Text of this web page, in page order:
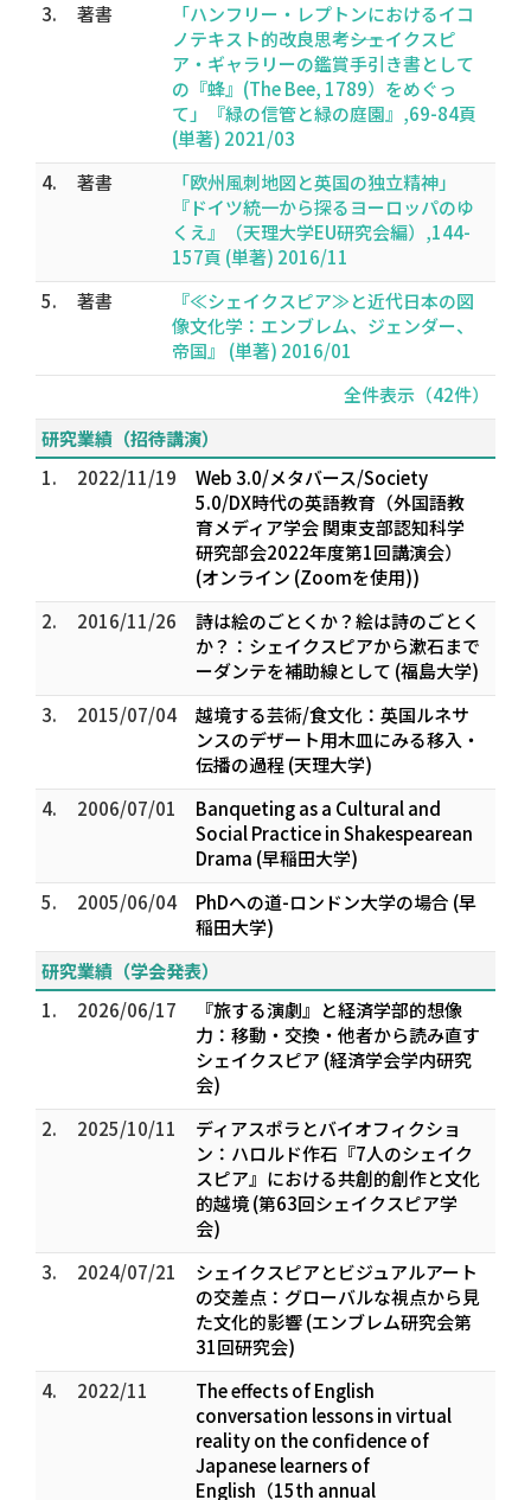
3.
著書
「ハンフリー・レプトンにおけるイコ
ノテキスト的改良思考――シェイクスピ
ア・ギャラリーの鑑賞手引き書として
の『蜂』(The Bee, 1789）をめぐっ
て」『緑の信管と緑の庭園』,69-84頁
(単著) 2021/03
4.
著書
「欧州風刺地図と英国の独立精神」
『ドイツ統一から探るヨーロッパのゆ
くえ』（天理大学EU研究会編）,144-
157頁 (単著) 2016/11
5.
著書
『≪シェイクスピア≫と近代日本の図
像文化学：エンブレム、ジェンダー、
帝国』 (単著) 2016/01
全件表示（42件）
研究業績（招待講演）
1.
2022/11/19
Web 3.0/メタバース/Society
5.0/DX時代の英語教育（外国語教
育メディア学会 関東支部認知科学
研究部会2022年度第1回講演会）
(オンライン (Zoomを使用))
2.
2016/11/26
詩は絵のごとくか？絵は詩のごとく
か？：シェイクスピアから漱石まで
ーダンテを補助線として (福島大学)
3.
2015/07/04
越境する芸術/食文化：英国ルネサ
ンスのデザート用木皿にみる移入・
伝播の過程 (天理大学)
4.
2006/07/01
Banqueting as a Cultural and
Social Practice in Shakespearean
Drama (早稲田大学)
5.
2005/06/04
PhDへの道-ロンドン大学の場合 (早
稲田大学)
研究業績（学会発表）
1.
2026/06/17
『旅する演劇』と経済学部的想像
力：移動・交換・他者から読み直す
シェイクスピア (経済学会学内研究
会)
2.
2025/10/11
ディアスポラとバイオフィクショ
ン：ハロルド作石『7人のシェイク
スピア』における共創的創作と文化
的越境 (第63回シェイクスピア学
会)
3.
2024/07/21
シェイクスピアとビジュアルアート
の交差点：グローバルな視点から見
た文化的影響 (エンブレム研究会第
31回研究会)
4.
2022/11
The effects of English
conversation lessons in virtual
reality on the confidence of
Japanese learners of
English（15th annual